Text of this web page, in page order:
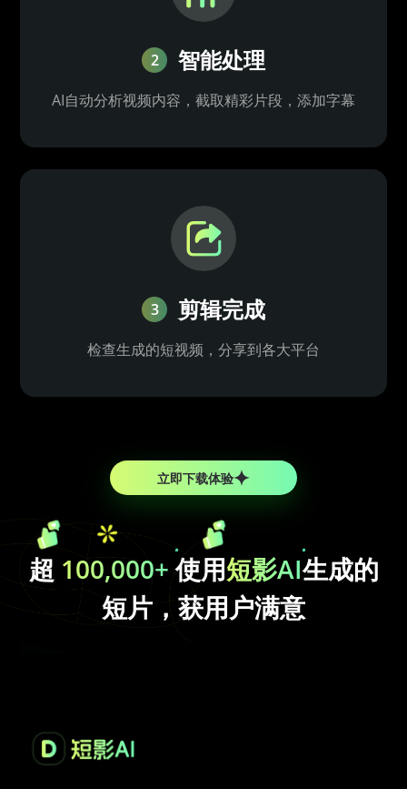
2 智能处理
AI自动分析视频内容，截取精彩片段，添加字幕
3 剪辑完成
检查生成的短视频，分享到各大平台
立即下载体验
超 100,000+使用短影AI生成的
短片，获用户满意